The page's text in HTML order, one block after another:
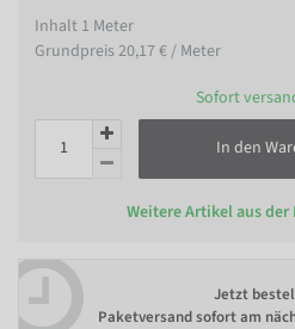
Inhalt 1 Meter
Grundpreis20,17 € / Meter
Sofort
In den
Weitere Artikel aus der
Jetzt
Paketversand sofort am